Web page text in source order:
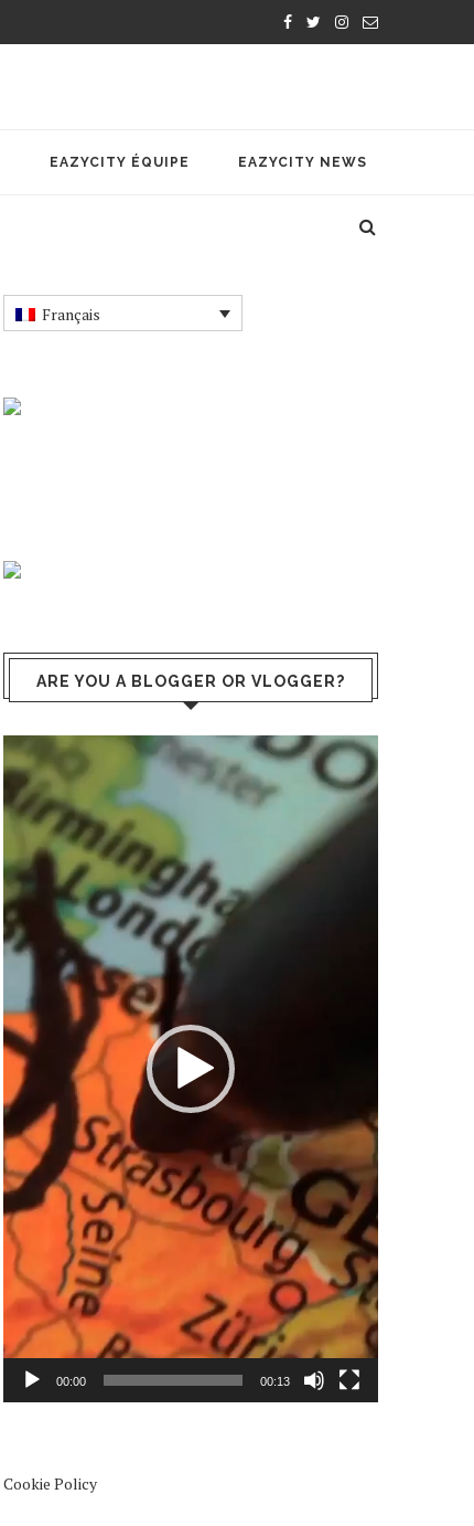
EAZYCITY ÉQUIPE EAZYCITY NEWS
Français
ARE YOU A BLOGGER OR VLOGGER?
Lecteur
vidéo
00:00 00:13
Cookie Policy